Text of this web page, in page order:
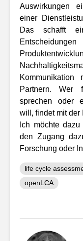
Auswirkungen
einer
Das schafft
Kommunikation
Partnern. Wer
sprechen oder
will, findet mit der
Ich möchte
den Zugang
Forschung oder
life cycle
openLCA